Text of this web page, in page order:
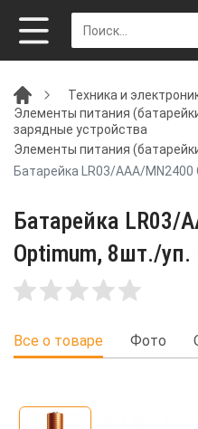
Техника и
Элементы питания
зарядные устройства
Элементы питания
Батарейка LR03/ААА/MN2400
Батарейка LR03/
Optimum, 8шт./уп.
Все о товаре Фото